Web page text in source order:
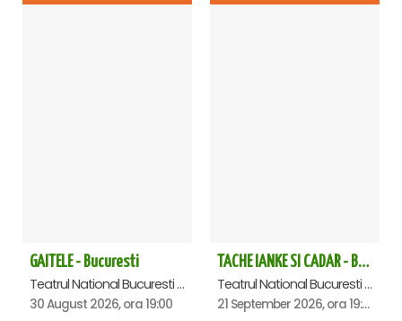
GAITELE - Bucuresti
Teatrul National Bucuresti - Sala Ion Caramitru, Bucuresti
30 August 2026, ora 19:00
TACHE IANKE SI CADAR - Bucuresti
Teatrul National Bucuresti - Sala Ion Caramitru, Bucuresti
21 September 2026, ora 19:00